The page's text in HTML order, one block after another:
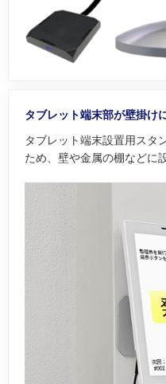
タブレット端末部が壁掛け
タブレット端末設置用スタ
ため、壁や金属の棚などに